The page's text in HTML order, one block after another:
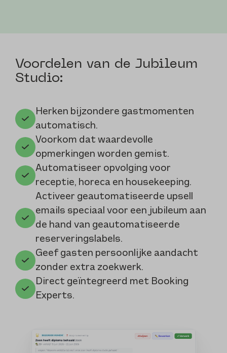
Voordelen van de Jubileum
Studio:
Herken bijzondere gastmomenten
automatisch.
Voorkom dat waardevolle
opmerkingen worden gemist.
Automatiseer opvolging voor
receptie, horeca en housekeeping.
Activeer geautomatiseerde upsell
emails speciaal voor een jubileum aan
de hand van geautomatiseerde
reserveringslabels.
Geef gasten persoonlijke aandacht
zonder extra zoekwerk.
Direct geïntegreerd met Booking
Experts.